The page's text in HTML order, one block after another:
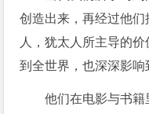
创造出来，再经过他
人，犹太人所主导的
到全世界，也深深影响
他们在电影与书